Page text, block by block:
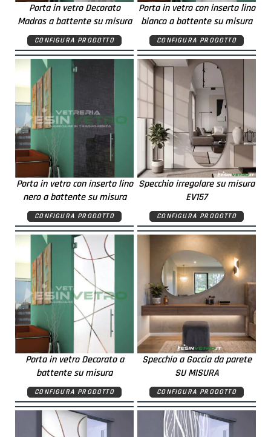
Porta in vetro Decorato
Madras a battente su misura
CONFIGURA PRODOTTO
Porta in vetro con inserto lino
bianco a battente su misura
CONFIGURA PRODOTTO
Porta in vetro con inserto lino
nero a battente su misura
CONFIGURA PRODOTTO
Specchio irregolare su misura
EV157
CONFIGURA PRODOTTO
Porta in vetro Decorato a
battente su misura
CONFIGURA PRODOTTO
Specchio a Goccia da parete
SU MISURA
CONFIGURA PRODOTTO